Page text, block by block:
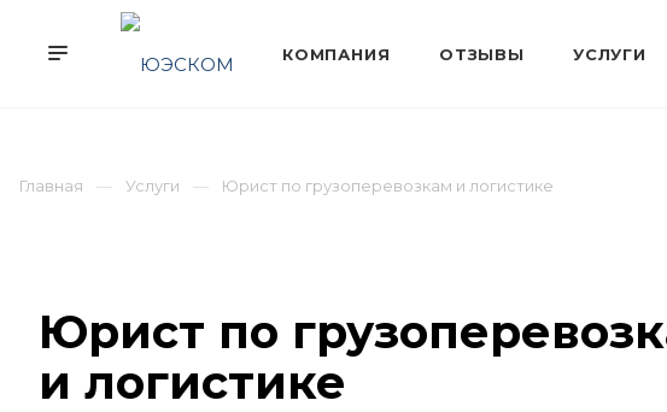
Главная Услуги Юрист по грузоперевозкам и логистике
Юрист по
и логистике